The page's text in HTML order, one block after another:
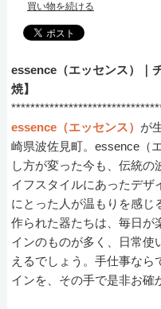
買い物を続ける
essence（エッセンス）｜
焼】
essence（エッセンス） が
崎県波佐見町。essence（
し方が変った今も、伝統の
イフスタイルにあったデザ
にとった人が温もりを感じ
作られた器たちは、毎日が
インのものが多く、日常使
えるでしょう。手仕事な
インを、その手で是非お確